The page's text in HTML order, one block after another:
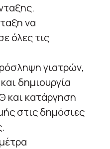
να
όλες τις
γιατρών,
δημιουργία
και κατάργηση
στις δημόσιες